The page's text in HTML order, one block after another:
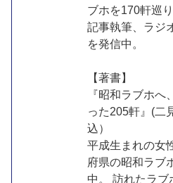
ブホを170軒巡
記事執筆、ラジ
を発信中。
【著書】
『昭和ラブホ
った205軒』(
込）
平成生まれの女
府県の昭和ラブ
中。 訪れたラ